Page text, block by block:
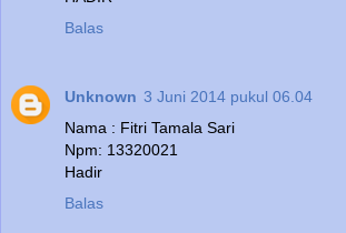
Balas
Unknown 3 Juni 2014 pukul 06.04
Nama : Fitri Tamala Sari
Npm: 13320021
Hadir
Balas